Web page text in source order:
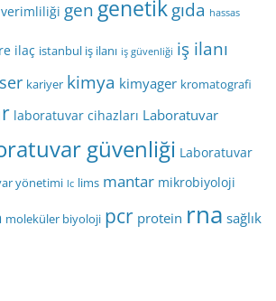
gen genetikgıda hassas
ilaç istanbul iş ilanı iş güvenliği iş ilanı
kariyer kimya kimyager kromatografi
laboratuvar cihazları Laboratuvar
güvenliği Laboratuvar
yönetimi lc lims mantar mikrobiyoloji
moleküler biyoloji pcr protein rna sağlık